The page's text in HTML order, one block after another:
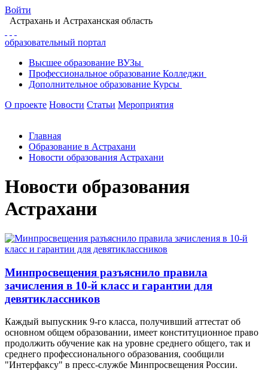
Войти
Астрахань и Астраханская область
образовательный портал
Высшее образование ВУЗы
Профессиональное образование Колледжи
Дополнительное образование Курсы
О проекте Новости Статьи Мероприятия
Главная
Образование в Астрахани
Новости образования Астрахани
Новости образования
Астрахани
Минпросвещения разъяснило правила
зачисления в 10-й класс и гарантии для
девятиклассников
Каждый выпускник 9-го класса, получивший аттестат об
основном общем образовании, имеет конституционное право
продолжить обучение как на уровне среднего общего, так и
среднего профессионального образования, сообщили
"Интерфаксу" в пресс-службе Минпросвещения России.